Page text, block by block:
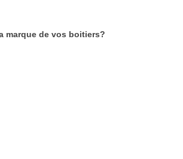
marque de vos boitiers?